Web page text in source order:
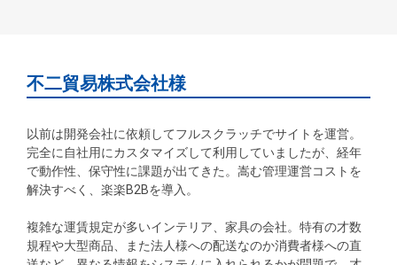
不二貿易株式会社様
以前は開発会社に依頼してフルスクラッチでサイトを運営。
完全に自社用にカスタマイズして利用していましたが、経年
で動作性、保守性に課題が出てきた。嵩む管理運営コストを
解決すべく、楽楽B2Bを導入。
複雑な運賃規定が多いインテリア、家具の会社。特有の才数
規程や大型商品、また法人様への配送なのか消費者様への直